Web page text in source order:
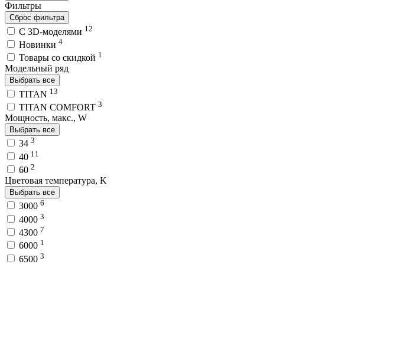
Фильтры
Сброс фильтра
C 3D-моделями 12
Новинки 4
Товары со скидкой 1
Модельный ряд
Выбрать все
TITAN 13
TITAN COMFORT 3
Мощность, макс., W
Выбрать все
34 3
40 11
60 2
Цветовая температура, K
Выбрать все
3000 6
4000 3
4300 7
6000 1
6500 3